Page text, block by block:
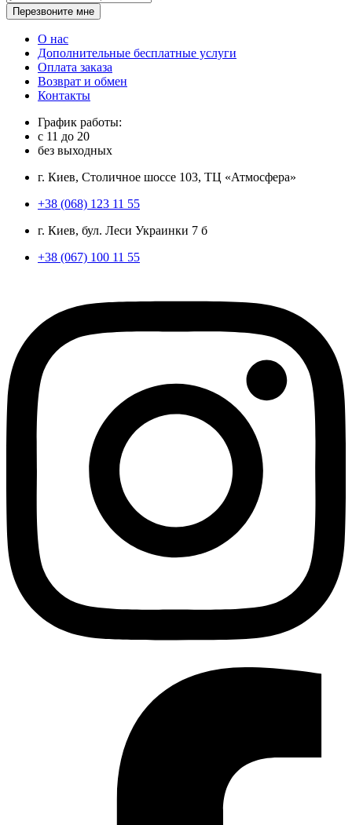
Перезвоните мне
О нас
Дополнительные бесплатные услуги
Оплата заказа
Возврат и обмен
Контакты
График работы:
с 11 до 20
без выходных
г. Киев, Столичное шоссе 103, ТЦ «Атмосфера»
+38 (068) 123 11 55
г. Киев, бул. Леси Украинки 7 б
+38 (067) 100 11 55